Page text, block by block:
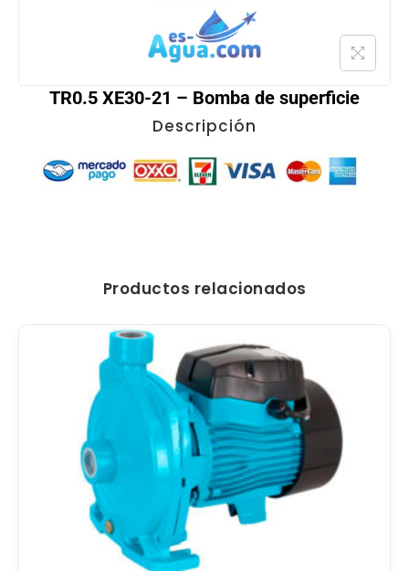
TR0.5 XE30-21 – Bomba de superficie
Descripción
Productos relacionados